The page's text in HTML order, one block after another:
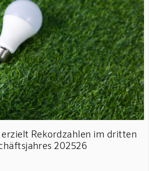
erzielt Rekordzahlen im dritten
202526